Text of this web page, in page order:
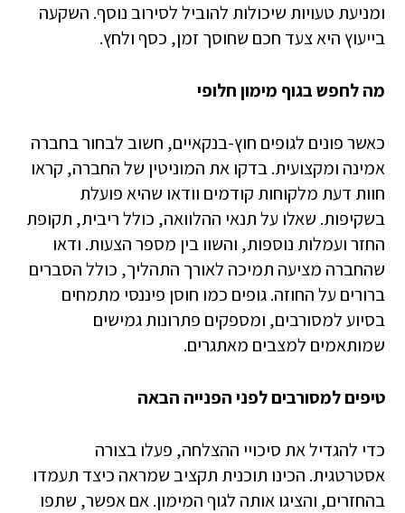
ומניעת טעויות שיכולות להוביל לסירוב נוסף. השקעה
בייעוץ היא צעד חכם שחוסך זמן, כסף ולחץ.
מה לחפש בגוף מימון חלופי
כאשר פונים לגופים חוץ-בנקאיים, חשוב לבחור בחברה
אמינה ומקצועית. בדקו את המוניטין של החברה, קראו
חוות דעת מלקוחות קודמים וודאו שהיא פועלת
בשקיפות. שאלו על תנאי ההלוואה, כולל ריבית, תקופת
החזר ועמלות נוספות, והשוו בין מספר הצעות. ודאו
שהחברה מציעה תמיכה לאורך התהליך, כולל הסברים
ברורים על החוזה. גופים כמו חוסן פיננסי מתמחים
בסיוע למסורבים, ומספקים פתרונות גמישים
שמותאמים למצבים מאתגרים.
טיפים למסורבים לפני הפנייה הבאה
כדי להגדיל את סיכויי ההצלחה, פעלו בצורה
אסטרטגית. הכינו תוכנית תקציב שמראה כיצד תעמדו
בהחזרים, והציגו אותה לגוף המימון. אם אפשר, שתפו